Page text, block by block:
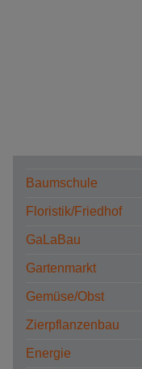
Baumschule
Floristik/Friedhof
GaLaBau
Gartenmarkt
Gemüse/Obst
Zierpflanzenbau
Energie